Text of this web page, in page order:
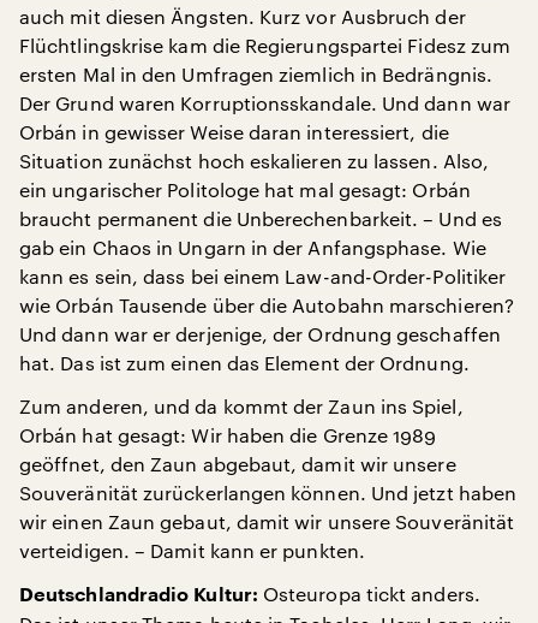
auch mit diesen Ängsten. Kurz vor Ausbruch der
Flüchtlingskrise kam die Regierungspartei Fidesz zum
ersten Mal in den Umfragen ziemlich in Bedrängnis.
Der Grund waren Korruptionsskandale. Und dann war
Orbán in gewisser Weise daran interessiert, die
Situation zunächst hoch eskalieren zu lassen. Also,
ein ungarischer Politologe hat mal gesagt: Orbán
braucht permanent die Unberechenbarkeit. – Und es
gab ein Chaos in Ungarn in der Anfangsphase. Wie
kann es sein, dass bei einem Law-and-Order-Politiker
wie Orbán Tausende über die Autobahn marschieren?
Und dann war er derjenige, der Ordnung geschaffen
hat. Das ist zum einen das Element der Ordnung.
Zum anderen, und da kommt der Zaun ins Spiel,
Orbán hat gesagt: Wir haben die Grenze 1989
geöffnet, den Zaun abgebaut, damit wir unsere
Souveränität zurückerlangen können. Und jetzt haben
wir einen Zaun gebaut, damit wir unsere Souveränität
verteidigen. – Damit kann er punkten.
Deutschlandradio Kultur: Osteuropa tickt anders.